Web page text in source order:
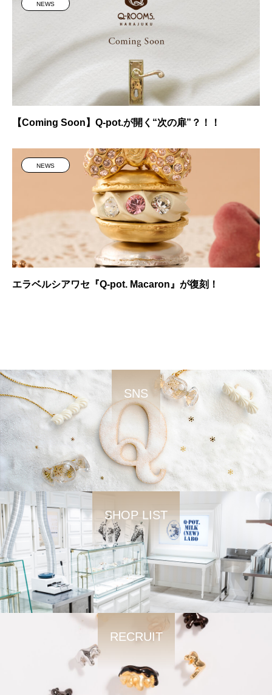
NEWS
【Coming Soon】Q-pot.が開く“次の扉”？！！
NEWS
エラベルシアワセ『Q-pot. Macaron』が復刻！
SNS
SHOP LIST
RECRUIT